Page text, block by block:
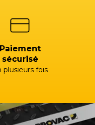
Paiement
sécurisé
plusieurs fois